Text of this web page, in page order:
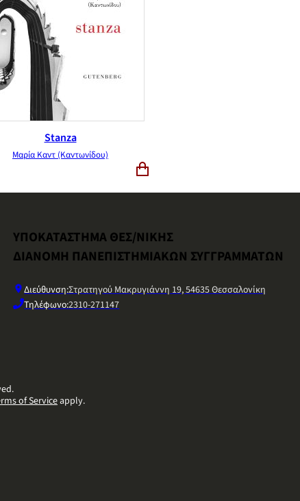
Stanza
Μαρία Καντ (Καντωνίδου)
ΥΠΟΚΑΤΑΣΤΗΜΑ ΘΕΣ/ΝΙΚΗΣ
ΔΙΑΝΟΜΗ ΠΑΝΕΠΙΣΤΗΜΙΑΚΩΝ ΣΥΓΓΡΑΜΜΑΤΩΝ
Διεύθυνση:Στρατηγού Μακρυγιάννη 19, 54635 Θεσσαλονίκη
Τηλέφωνο:2310-271147
of Serviceapply.